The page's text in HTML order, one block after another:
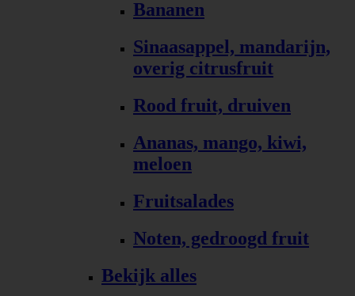
Bananen
Sinaasappel, mandarijn,
overig citrusfruit
Rood fruit, druiven
Ananas, mango, kiwi,
meloen
Fruitsalades
Noten, gedroogd fruit
Bekijk alles